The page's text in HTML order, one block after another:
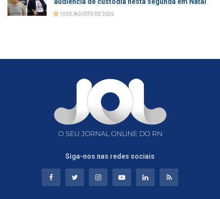
10 DE AGOSTO DE 2026
Siga-nos nas redes sociais